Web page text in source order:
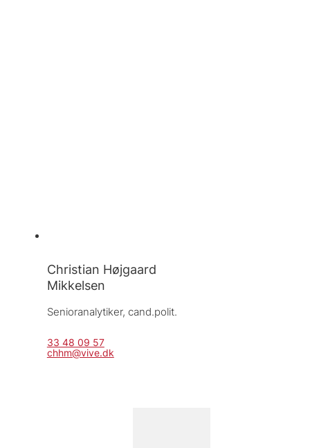
Christian Højgaard
Mikkelsen
Senioranalytiker, cand.polit.
33 48 09 57
chhm@vive.dk